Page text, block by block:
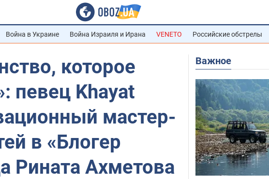
Война в Украине Война Израиля и Ирана VENETO Российские обстрелы
которое
певец Khayat
мастер-
в «Блогер
Рината Ахметова
Важное